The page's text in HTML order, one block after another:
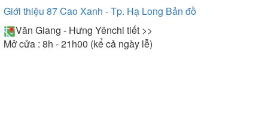
Giới thiệu 87 Cao Xanh - Tp. Hạ Long Bản đồ
Văn Giang - Hưng Yênchi tiết >>
Mở cửa : 8h - 21h00 (kể cả ngày lễ)